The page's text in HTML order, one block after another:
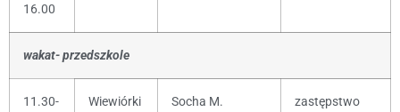
16.00
wakat- przedszkole
11.30-
Wiewiórki Socha M. zastępstwo